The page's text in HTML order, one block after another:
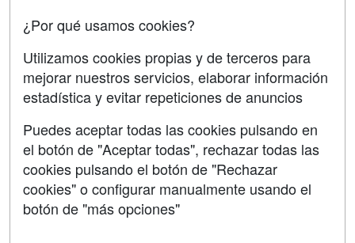
Grupo formazion:
¿Por qué usamos cookies?
Utilizamos cookies propias y de terceros para
mejorar nuestros servicios, elaborar información
estadística y evitar repeticiones de anuncios
Puedes aceptar todas las cookies pulsando en
el botón de "Aceptar todas", rechazar todas las
cookies pulsando el botón de "Rechazar
cookies" o configurar manualmente usando el
botón de "más opciones"